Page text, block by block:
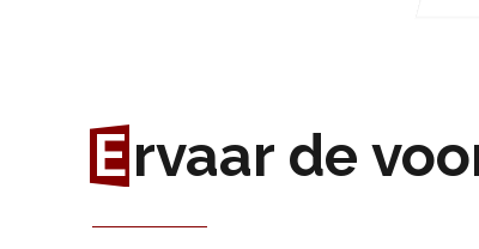
Ervaar de